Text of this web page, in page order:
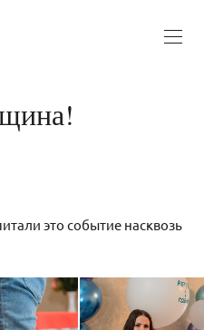
это событие насквозь